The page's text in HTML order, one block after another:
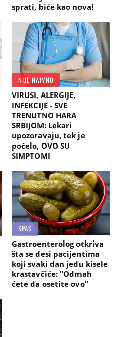
sprati, biće kao nova!
NIJE NAIVNO
VIRUSI, ALERGIJE,
INFEKCIJE - SVE
TRENUTNO HARA
SRBIJOM: Lekari
upozoravaju, tek je
počelo, OVO SU
SIMPTOMI
SPAS
Gastroenterolog otkriva
šta se desi pacijentima
koji svaki dan jedu kisele
krastavčiće: "Odmah
ćete da osetite ovo"